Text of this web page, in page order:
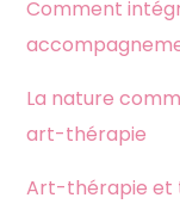
Comment
La nature
art-thérapie
Art-thérapie et